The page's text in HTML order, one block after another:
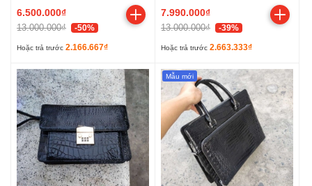
6.500.000₫
13.000.000₫ -50%
Hoặc trả trước 2.166.667₫
trọng!
7.990.000₫
13.000.000₫ -39%
Hoặc trả trước 2.663.333₫
Mẫu mới